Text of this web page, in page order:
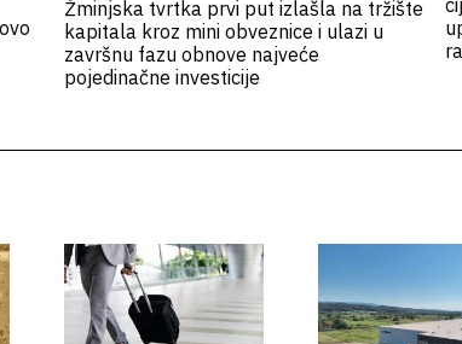
Žminjska tvrtka prvi put izlašla na tržište
kapitala kroz mini obveznice i ulazi u
završnu fazu obnove najveće
pojedinačne investicije